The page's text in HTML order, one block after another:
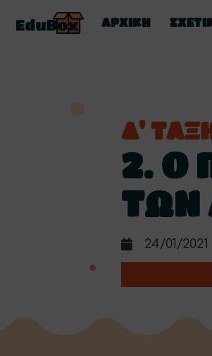
ΑΡΧΙΚΗ
Δ'
2. Ο
ΤΩΝ
24/01/2021